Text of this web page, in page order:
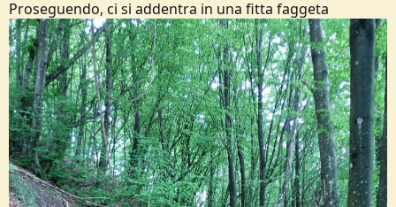
Proseguendo, ci si addentra in una fitta faggeta